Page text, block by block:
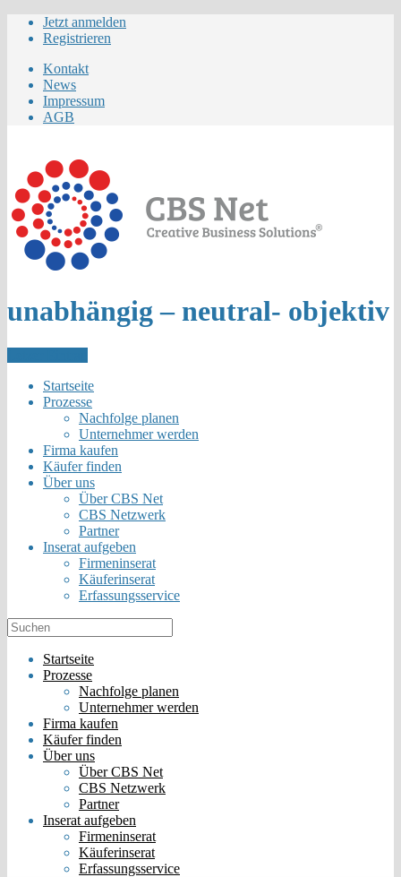
Jetzt anmelden
Registrieren
Kontakt
News
Impressum
AGB
unabhängig – neutral- objektiv
Startseite
Prozesse
Nachfolge planen
Unternehmer werden
Firma kaufen
Käufer finden
Über uns
Über CBS Net
CBS Netzwerk
Partner
Inserat aufgeben
Firmeninserat
Käuferinserat
Erfassungsservice
Startseite
Prozesse
Nachfolge planen
Unternehmer werden
Firma kaufen
Käufer finden
Über uns
Über CBS Net
CBS Netzwerk
Partner
Inserat aufgeben
Firmeninserat
Käuferinserat
Erfassungsservice